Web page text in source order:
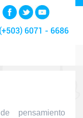
(+503) 6071 - 6686
pensamiento